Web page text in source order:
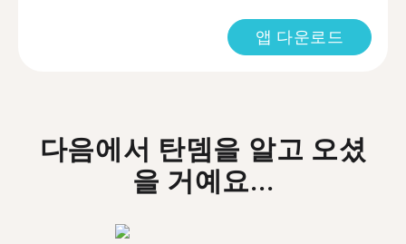
앱 다운로드
다음에서 탄뎀을 알고 오셨
을 거예요...